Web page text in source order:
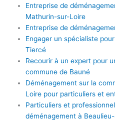
Entreprise de
Mathurin-sur-Loire
Entreprise de
Engager un spécialiste
Tiercé
Recourir à un expert pour
commune de Bauné
Déménagement sur la
Loire pour particuliers et
Particuliers et
déménagement à